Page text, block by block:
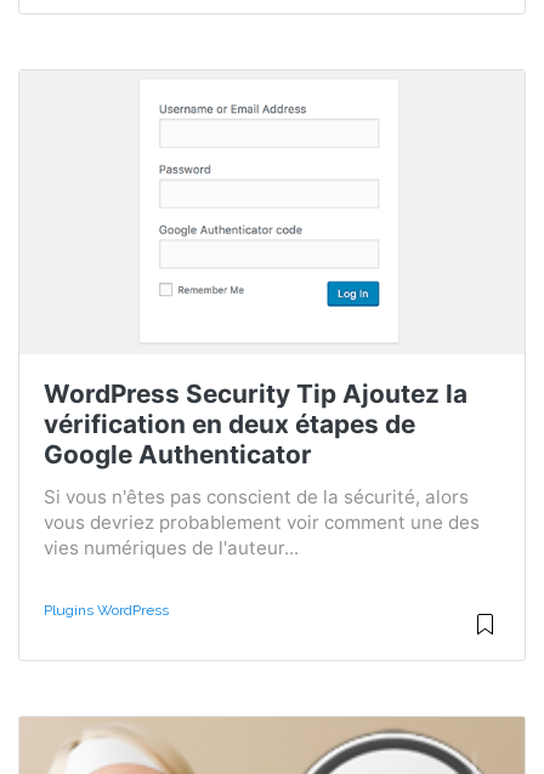
WordPress Security Tip Ajoutez la
vérification en deux étapes de
Google Authenticator
Si vous n'êtes pas conscient de la sécurité, alors
vous devriez probablement voir comment une des
vies numériques de l'auteur...
Plugins WordPress